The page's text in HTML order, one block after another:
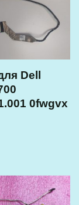
Dell
0fwgvx